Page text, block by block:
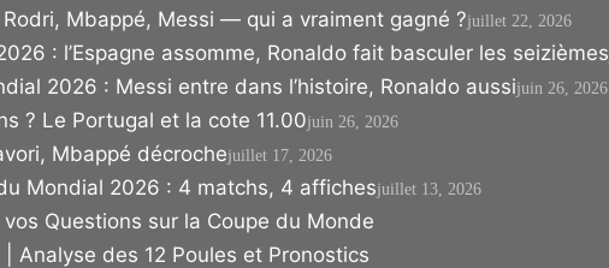
Mbappé, Messi — qui a vraiment gagné ?juillet 22, 2026
: l’Espagne assomme, Ronaldo fait basculer les seizièmes
2026 : Messi entre dans l’histoire, Ronaldo aussijuin 26, 2026
? Le Portugal et la cote 11.00juin 26, 2026
Mbappé décrochejuillet 17, 2026
Mondial 2026 : 4 matchs, 4 affichesjuillet 13, 2026
Questions sur la Coupe du Monde
Analyse des 12 Poules et Pronostics